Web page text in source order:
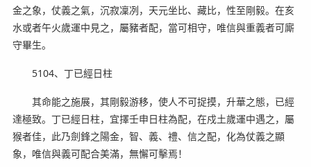
金之象，仗義之氣，沉寂凜冽，天元坐比、藏比，性至剛毅。在亥
水或者午火歲運中見之，屬豬者配，當可相守，唯信與重義者可廝
守畢生。
5104、丁已經日柱
其命能之施展，其剛毅游移，使人不可捉摸，升華之態，已經
達極致。丁已經日柱，宜擇壬申日柱為配，在戍土歲運中遇之，屬
猴者佳，此乃劍鋒之陽金，智、義、禮、信之配，化為仗義之顯
象，唯信與義可配合美滿，無懈可擊焉！